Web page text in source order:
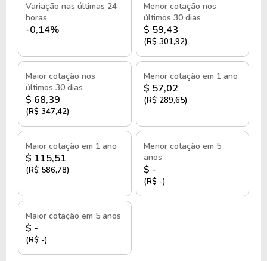
Variação nas últimas 24
horas
-0,14%
Menor cotação nos
últimos 30 dias
$ 59,43
(R$ 301,92)
Maior cotação nos
últimos 30 dias
$ 68,39
(R$ 347,42)
Menor cotação em 1 ano
$ 57,02
(R$ 289,65)
Maior cotação em 1 ano
$ 115,51
(R$ 586,78)
Menor cotação em 5
anos
$ -
(R$ -)
Maior cotação em 5 anos
$ -
(R$ -)